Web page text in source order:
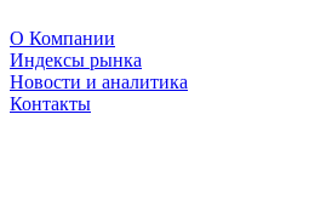
О Компании
Индексы рынка
Новости и аналитика
Контакты